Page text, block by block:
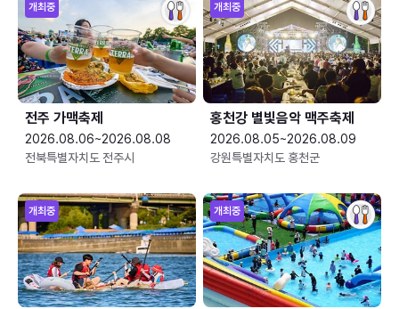
개최중
전주 가맥축제
2026.08.06~2026.08.08
전북특별자치도 전주시
개최중
홍천강 별빛음악 맥주축제
2026.08.05~2026.08.09
강원특별자치도 홍천군
개최중 개최중